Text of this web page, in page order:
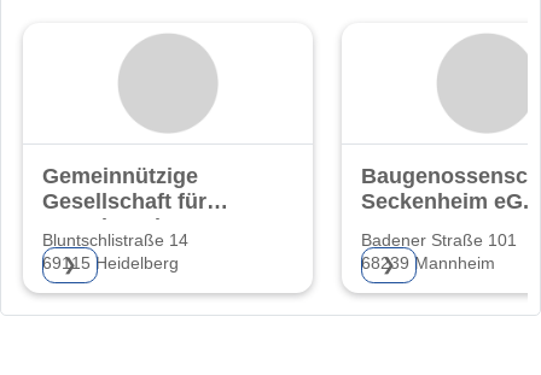
Gemeinnützige
Gesellschaft für
Grund- und
Bluntschlistraße 14
69115 Heidelberg
❯
Seckenheim eG.
Badener Straße 101
68239 Mannheim
❯